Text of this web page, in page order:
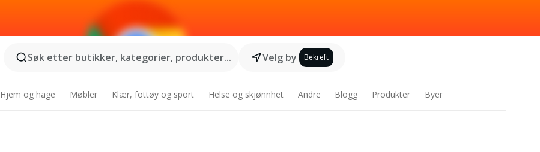
Søk etter butikker, kategorier, produkter...
Velg by Bekreft
Hjem og hage Møbler Klær, fottøy og sport Helse og skjønnhet Andre Blogg Produkter Byer